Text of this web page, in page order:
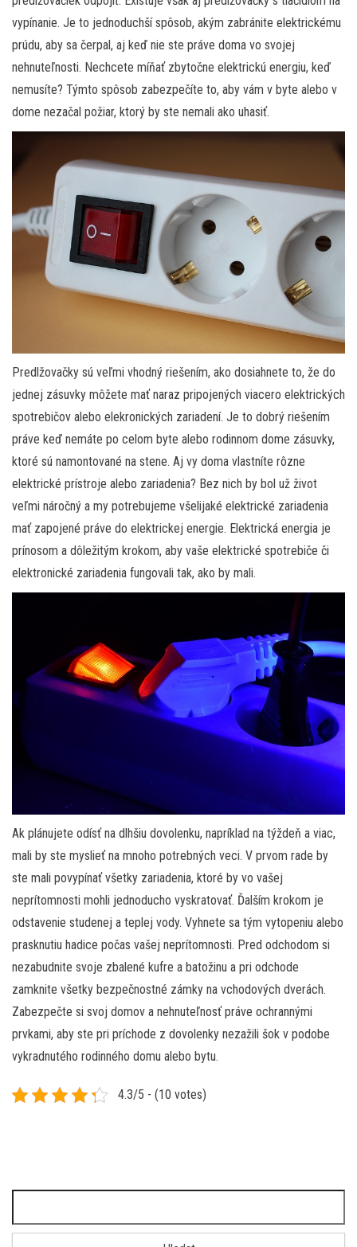
vypínanie. Je to jednoduchší spôsob, akým zabránite elektrickému
prúdu, aby sa čerpal, aj keď nie ste práve doma vo svojej
nehnuteľnosti. Nechcete míňať zbytočne elektrickú energiu, keď
nemusíte? Týmto spôsob zabezpečíte to, aby vám v byte alebo v
dome nezačal požiar, ktorý by ste nemali ako uhasiť.
Predlžovačky sú veľmi vhodný riešením, ako dosiahnete to, že do
jednej zásuvky môžete mať naraz pripojených viacero elektrických
spotrebičov alebo elekronických zariadení. Je to dobrý riešením
práve keď nemáte po celom byte alebo rodinnom dome zásuvky,
ktoré sú namontované na stene. Aj vy doma vlastníte rôzne
elektrické prístroje alebo zariadenia? Bez nich by bol už život
veľmi náročný a my potrebujeme všelijaké elektrické zariadenia
mať zapojené práve do elektrickej energie. Elektrická energia je
prínosom a dôležitým krokom, aby vaše elektrické spotrebiče či
elektronické zariadenia fungovali tak, ako by mali.
Ak plánujete odísť na dlhšiu dovolenku, napríklad na týždeň a viac,
mali by ste myslieť na mnoho potrebných veci. V prvom rade by
ste mali povypínať všetky zariadenia, ktoré by vo vašej
neprítomnosti mohli jednoducho vyskratovať. Ďalším krokom je
odstavenie studenej a teplej vody. Vyhnete sa tým vytopeniu alebo
prasknutiu hadice počas vašej neprítomnosti. Pred odchodom si
nezabudnite svoje zbalené kufre a batožinu a pri odchode
zamknite všetky bezpečnostné zámky na vchodových dverách.
Zabezpečte si svoj domov a nehnuteľnosť práve ochrannými
prvkami, aby ste pri príchode z dovolenky nezažili šok v podobe
vykradnutého rodinného domu alebo bytu.
4.3/5 - (10 votes)